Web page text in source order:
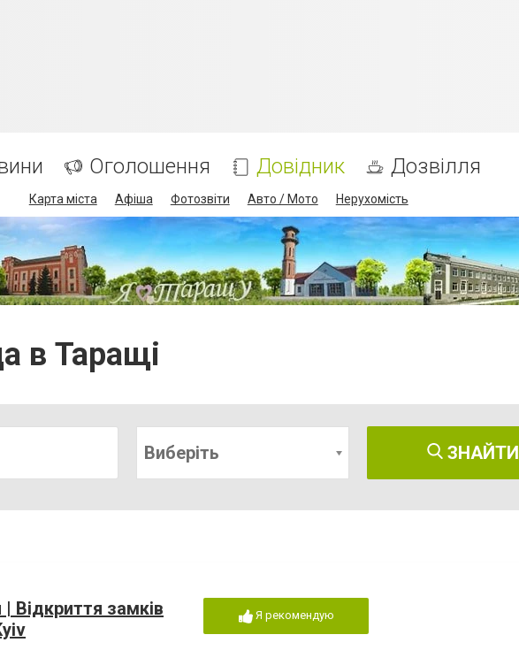
Оголошення Довідник Дозвілля
Карта міста Афіша Фотозвіти Авто / Мото Нерухомість
в Таращі
Виберіть ЗНАЙТИ
Відкриття замків
Я рекомендую